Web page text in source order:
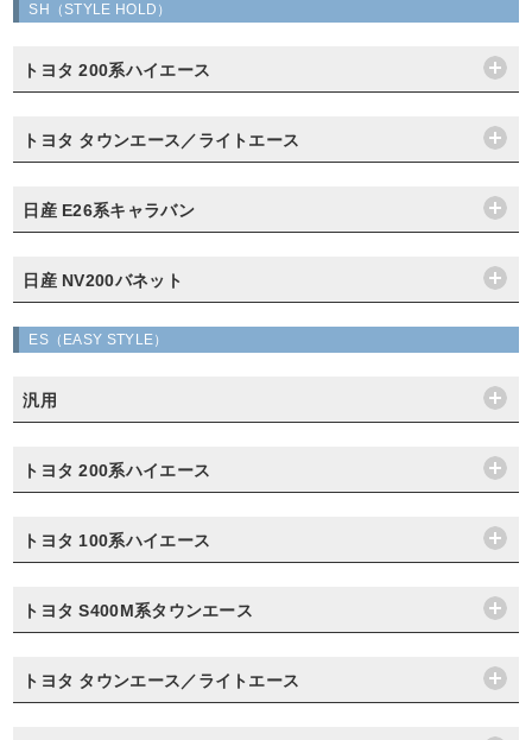
SH（STYLE HOLD）
トヨタ 200系ハイエース
トヨタ タウンエース／ライトエース
日産 E26系キャラバン
日産 NV200バネット
ES（EASY STYLE）
汎用
トヨタ 200系ハイエース
トヨタ 100系ハイエース
トヨタ S400M系タウンエース
トヨタ タウンエース／ライトエース